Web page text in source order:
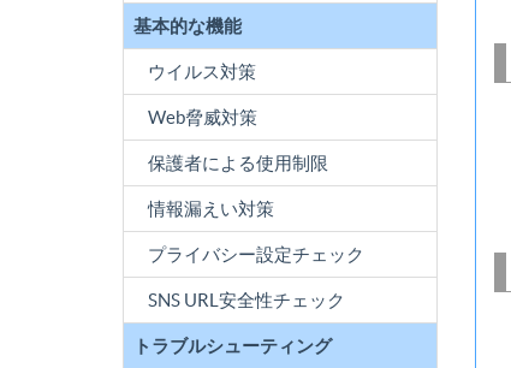
基本的な機能
ウイルス対策
Web脅威対策
保護者による使用制限
情報漏えい対策
プライバシー設定チェック
SNS URL安全性チェック
トラブルシューティング